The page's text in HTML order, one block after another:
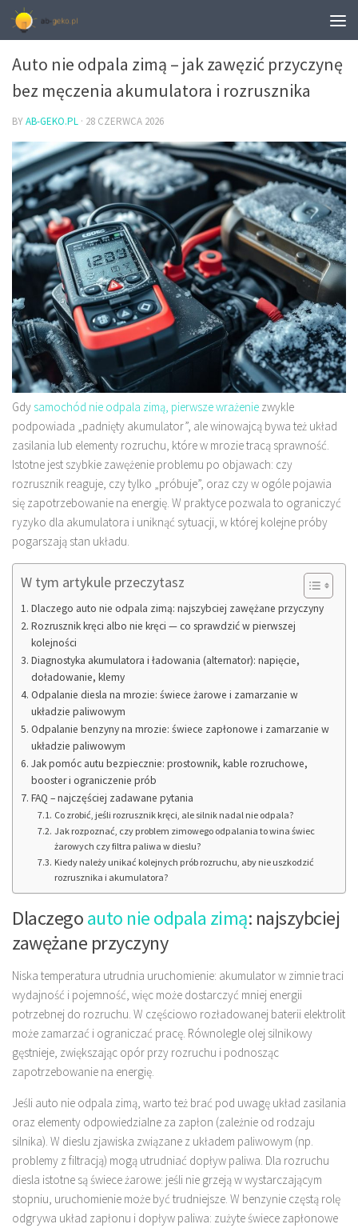
ROZRUCH I ODPALANIE SAMOCHODU
Auto nie odpala zimą – jak zawęzić przyczynę
bez męczenia akumulatora i rozrusznika
BYAB-GEKO.PL · 28 CZERWCA 2026
Gdy samochód nie odpala zimą, pierwsze wrażenie zwykle
podpowiada „padnięty akumulator”, ale winowajcą bywa też układ
zasilania lub elementy rozruchu, które w mrozie tracą sprawność.
Istotne jest szybkie zawężenie problemu po objawach: czy
rozrusznik reaguje, czy tylko „próbuje”, oraz czy w ogóle pojawia
się zapotrzebowanie na energię. W praktyce pozwala to ograniczyć
ryzyko dla akumulatora i uniknąć sytuacji, w której kolejne próby
pogarszają stan układu.
W tym artykule przeczytasz
Dlaczego auto nie odpala zimą: najszybciej zawężane przyczyny
Rozrusznik kręci albo nie kręci — co sprawdzić w pierwszej
kolejności
Diagnostyka akumulatora i ładowania (alternator): napięcie,
doładowanie, klemy
Odpalanie diesla na mrozie: świece żarowe i zamarzanie w
układzie paliwowym
Odpalanie benzyny na mrozie: świece zapłonowe i zamarzanie w
układzie paliwowym
Jak pomóc autu bezpiecznie: prostownik, kable rozruchowe,
booster i ograniczenie prób
FAQ – najczęściej zadawane pytania
Co zrobić, jeśli rozrusznik kręci, ale silnik nadal nie odpala?
Jak rozpoznać, czy problem zimowego odpalania to wina świec
żarowych czy filtra paliwa w dieslu?
Kiedy należy unikać kolejnych prób rozruchu, aby nie uszkodzić
rozrusznika i akumulatora?
Dlaczegoauto nie odpala zimą: najszybciej
zawężane przyczyny
Niska temperatura utrudnia uruchomienie: akumulator w zimnie traci
wydajność i pojemność, więc może dostarczyć mniej energii
potrzebnej do rozruchu. W częściowo rozładowanej baterii elektrolit
może zamarzać i ograniczać pracę. Równolegle olej silnikowy
gęstnieje, zwiększając opór przy rozruchu i podnosząc
zapotrzebowanie na energię.
Jeśli auto nie odpala zimą, warto też brać pod uwagę układ zasilania
oraz elementy odpowiedzialne za zapłon (zależnie od rodzaju
silnika). W dieslu zjawiska związane z układem paliwowym (np.
problemy z filtracją) mogą utrudniać dopływ paliwa. Dla rozruchu
diesla istotne są świece żarowe: jeśli nie grzeją w wystarczającym
stopniu, uruchomienie może być trudniejsze. W benzynie częstą rolę
odgrywa układ zapłonu i dopływ paliwa: zużyte świece zapłonowe